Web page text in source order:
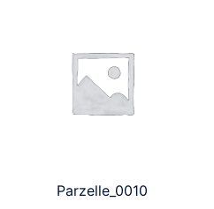
Parzelle_0010